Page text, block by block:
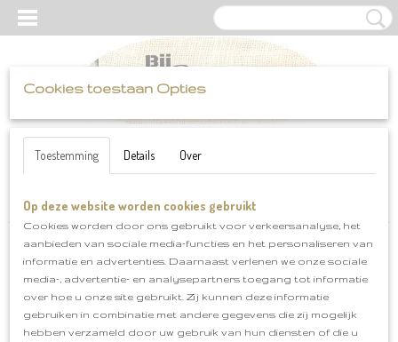
Inloggen Registreren UW WINKELWAGEN
Home >Katia>Alaska>Katia Alaska klnr 52
Cookies toestaan Opties
Toestemming Details Over
Op deze website worden cookies gebruikt
Cookies worden door ons gebruikt voor verkeersanalyse, het
aanbieden van sociale media-functies en het personaliseren van
informatie en advertenties. Daarnaast verlenen we onze sociale
media-, advertentie- en analysepartners toegang tot informatie
over hoe u onze site gebruikt. Zij kunnen deze informatie
gebruiken in combinatie met andere gegevens die zij mogelijk
hebben verzameld door uw gebruik van hun diensten of die u